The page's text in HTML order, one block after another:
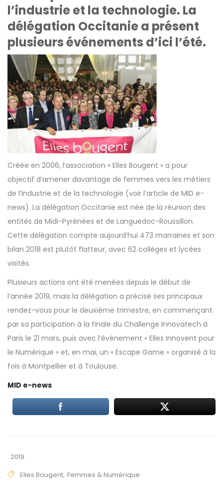
l’industrie et la technologie. La
délégation Occitanie a présent
plusieurs événements d’ici l’été.
Créée en 2006, l’association « Elles Bougent » a pour
objectif d’amener davantage de femmes vers les métiers
de l’industrie et de la technologie (voir l’article de MID e-
news). La délégation Occitanie est née de la réunion des
entités de Midi-Pyrénées et de Languedoc-Roussillon.
Cette délégation compte aujourd’hui 473 marraines et son
bilan 2018 est plutôt flatteur, avec 62 collèges et lycées
visités.
Plusieurs actions ont été menées depuis le début de
l’année 2019, mais la délégation a précisé ses principaux
rendez-vous pour le deuxième trimestre, en commençant
par sa participation à la finale du Challenge Innovatech à
Paris le 21 mars, puis avec l’événement « Elles Innovent pour
le Numérique » et, en mai, un « Escape Game » organisé à la
fois à Montpellier et à Toulouse.
MID e-news
2019
Elles Bougent, Femmes & Numérique